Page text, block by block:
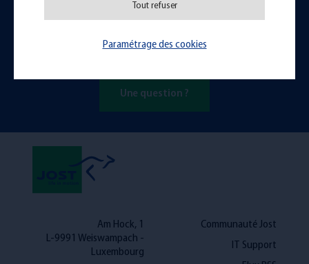
Paramétrage des cookies
Tout refuser
N'hésitez pas à nous contacter, nous
pouvons égalementvous rappeler !
Une question ?
Am Hock, 1
L-9991 Weiswampach -
Luxembourg
Communauté Jost
IT Support